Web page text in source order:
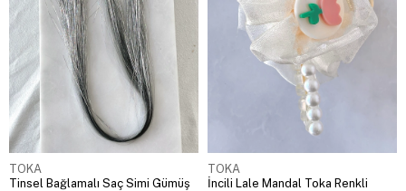
TOKA
Tinsel Bağlamalı Saç Simi Gümüş
TOKA
İncili Lale Mandal Toka Renkli